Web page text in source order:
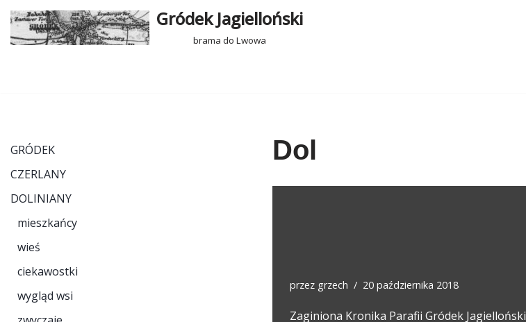
Przejdź
Gródek Jagielloński
brama do Lwowa
GRÓDEK
CZERLANY
DOLINIANY
mieszkańcy
wieś
ciekawostki
wygląd wsi
Dol
przez grzech 20 października 2018
Zaginiona Kronika Parafii Gródek Jagielloński